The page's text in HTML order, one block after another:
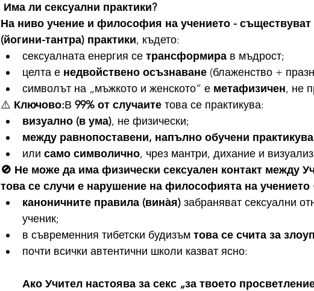
Има ли сексуални практики?
На ниво учение и философия на учението - съществуват
(йогини-тантра) практики, където:
сексуалната енергия се трансформира в мъдрост;
целта е недвойствено осъзнаване (блаженство +
символът на „мъжкото и женското“ е метафизичен, не
⚠️ Ключово:В 99% от случаите това се практикува:
визуално (в ума), не физически;
между равнопоставени, напълно обучени
или само символично, чрез мантри, дихание и
🚫 Не може да има физически сексуален контакт между
това се случи е нарушение на философията на
каноничните правила (вина̀я) забраняват сексуални
ученик;
в съвременния тибетски будизъм това се счита за
почти всички автентични школи казват ясно:
Ако Учител настоява за секс „за твоето